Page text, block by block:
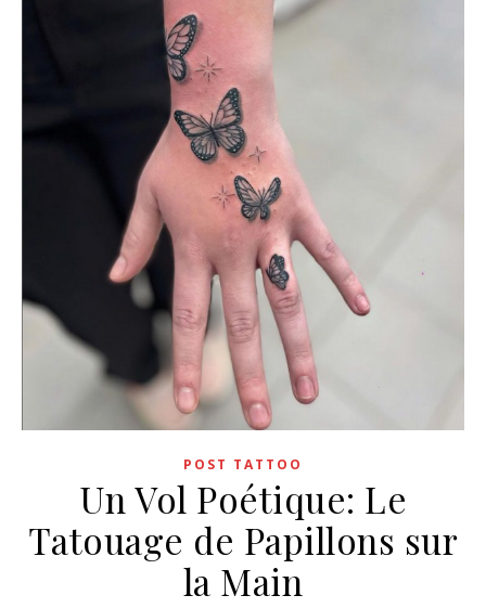
POST TATTOO
Un Vol Poétique: Le
Tatouage de Papillons sur
la Main